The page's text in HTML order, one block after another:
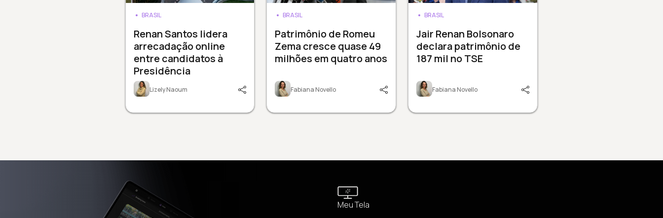
BRASIL
Renan Santos lidera
arrecadação online
entre candidatos à
Presidência
Lizely Naoum
BRASIL
Patrimônio de Romeu
Zema cresce quase 49
milhões em quatro anos
Fabiana Novello
BRASIL
Jair Renan Bolsonaro
declara patrimônio de
187 mil no TSE
Fabiana Novello
Meu Tela